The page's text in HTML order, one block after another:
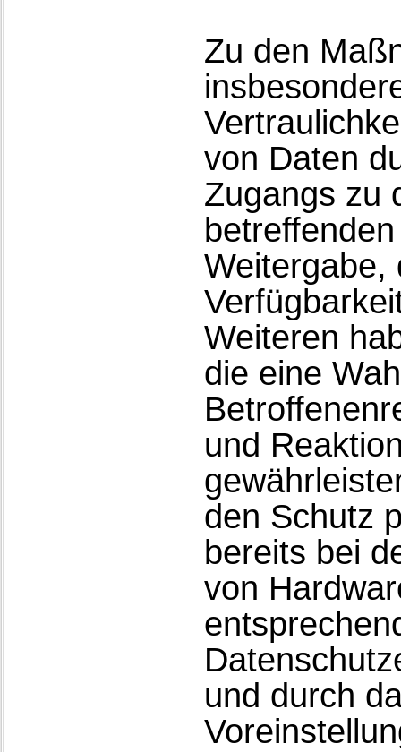
Zu den
von Daten
Zugangs zu
Weitergabe,
Weiteren
die eine
und
den Schutz
bereits bei
von
und durch